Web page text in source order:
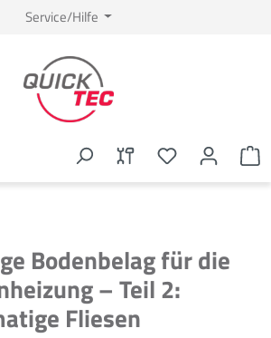
Service/Hilfe
Bodenbelag für die
– Teil 2:
Fliesen